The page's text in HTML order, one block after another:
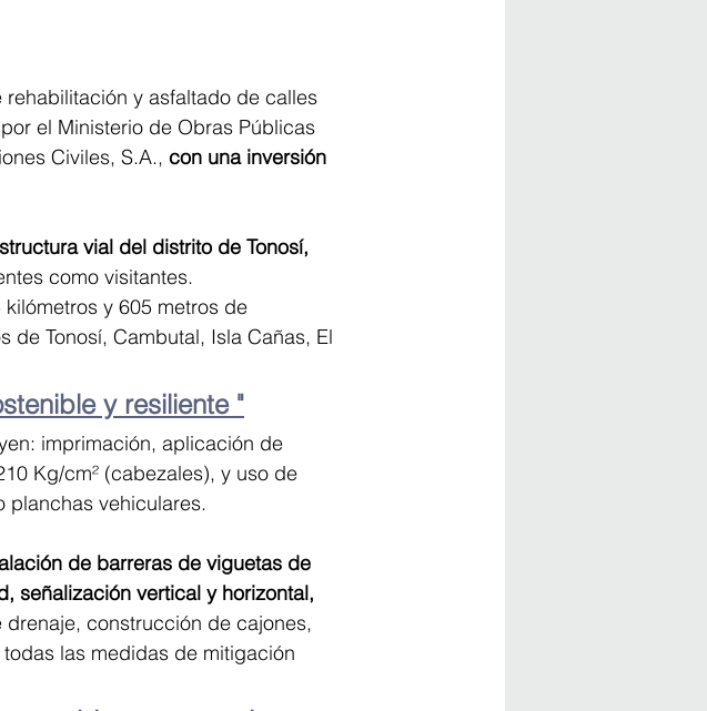
y asfaltado de calles
el Ministerio de Obras Públicas
Civiles, S.A., con una inversión
vial del distrito de Tonosí,
como visitantes.
y 605 metros de
Tonosí, Cambutal, Isla Cañas, El
y resiliente "
imprimación, aplicación de
Kg/cm² (cabezales), y uso de
planchas vehiculares.
de barreras de viguetas de
señalización vertical y horizontal,
construcción de cajones,
las medidas de mitigación